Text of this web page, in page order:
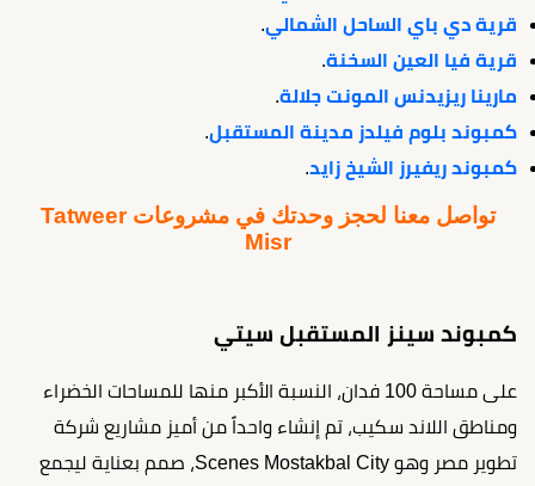
قرية دي باي الساحل الشمالي.
قرية فيا العين السخنة.
مارينا ريزيدنس المونت جلالة.
كمبوند بلوم فيلدز مدينة المستقبل.
كمبوند ريفيرز الشيخ زايد.
تواصل معنا لحجز وحدتك في مشروعات Tatweer
Misr
كمبوند سينز المستقبل سيتي
على مساحة 100 فدان، النسبة الأكبر منها للمساحات الخضراء
ومناطق اللاند سكيب، تم إنشاء واحداً من أميز مشاريع شركة
تطوير مصر وهو Scenes Mostakbal City، صمم بعناية ليجمع